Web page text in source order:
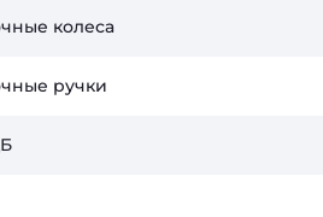
колеса
ручки